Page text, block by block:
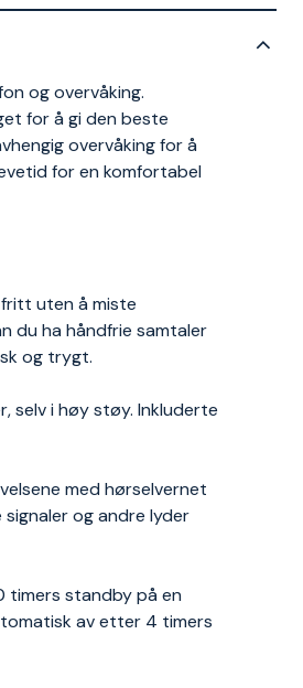
og overvåking.
for å gi den beste
overvåking for å
for en komfortabel
fritt uten å miste
du ha håndfrie samtaler
og trygt.
selv i høy støy. Inkluderte
med hørselvernet
og andre lyder
timers standby på en
av etter 4 timers